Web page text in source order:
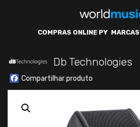
COMPRAS ONLINE PY MARCAS
Db Technologies
Facebook